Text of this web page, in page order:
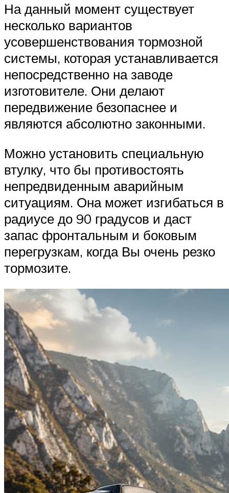
На данный момент существует
несколько вариантов
усовершенствования тормозной
системы, которая устанавливается
непосредственно на заводе
изготовителе. Они делают
передвижение безопаснее и
являются абсолютно законными.
Можно установить специальную
втулку, что бы противостоять
непредвиденным аварийным
ситуациям. Она может изгибаться в
радиусе до 90 градусов и даст
запас фронтальным и боковым
перегрузкам, когда Вы очень резко
тормозите.